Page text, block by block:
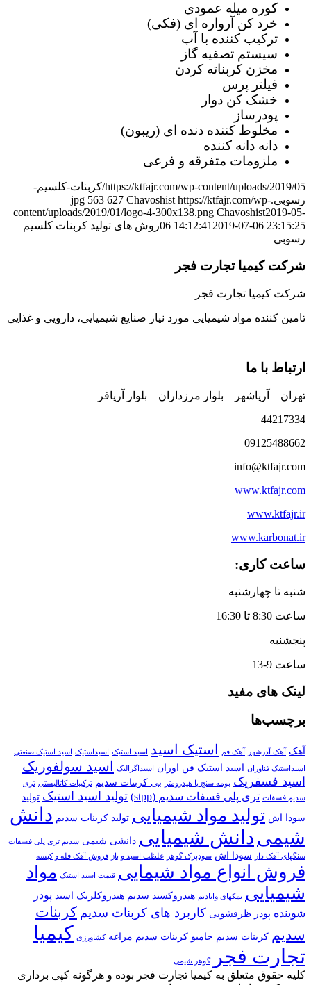
کوره میله عمودی
خرد کن آرواره ای (فکی)
ترکیب کننده با آب
سیستم تصفیه گاز
مخزن کربناته کردن
فیلتر پرس
خشک کن دوار
پودرساز
مخلوط کننده دنده ای (ریبون)
دانه دانه کننده
ملزومات متفرقه و فرعی
https://ktfajr.com/wp-content/uploads/2019/05/کربنات-کلسیم-
رسوبی.jpg
563 627 Chavoshist https://ktfajr.com/wp-
content/uploads/2019/01/logo-4-300x138.png Chavoshist2019-05-
06 14:12:41 2019-07-06 23:15:25
روش های تولید کربنات کلسیم
رسوبی
شرکت کیمیا تجارت فجر
شرکت کیمیا تجارت فجر
تامین کننده مواد شیمیایی مورد نیاز صنایع شیمیایی، دارویی و غذایی
ارتباط با ما
تهران – آریاشهر – بلوار مرزداران – بلوار آریافر
44217334
09125488662
info@ktfajr.com
www.ktfajr.com
www.ktfajr.ir
www.karbonat.ir
ساعت کاری:
شنبه تا چهارشنبه
ساعت 8:30 تا 16:30
پنجشنبه
ساعت 9-13
لینک های مفید
برچسب‌ها
آهک آهک آذرشهر آهک قم استیک اسید اسید استیک اسیداستیک اسید استیک صنعتی
اسیداستیک فناوران اسید استیک فن اوران اسیداگزالیک اسید سولفوریک
اسید فسفریک بومه سنج یا هیدرومتر بی کربنات سدیم ترکیبات کاتالیستی تری
سدیم فسفات تری پلی فسفات سدیم (stpp) تولید اسید استیک تولید
سودا اش تولید مواد شیمیایی تولید کربنات سدیم دانش
شیمی دانش شیمیایی دانشی شیمی سدیم تری پلی فسفات
سنگهای آهک دار
سودا اش سودپرک گوهر غلظت اسید و باز فروش آهک فله و کیسه
فروش انواع مواد شیمایی قیمت اسید استیک مواد
شیمیایی نمکهای وانادیم هیدروکسید سدیم هیدروکلریک اسید پودر
شوینده پودر ظرفشویی کاربرد های کربنات سدیم کربنات
سدیم کربنات سدیم جامبو کربنات سدیم مراغه کشاورزی کیمیا
تجارت فجر
گوهر شیمی
کلیه حقوق متعلق به کیمیا تجارت فجر بوده و هرگونه کپی برداری